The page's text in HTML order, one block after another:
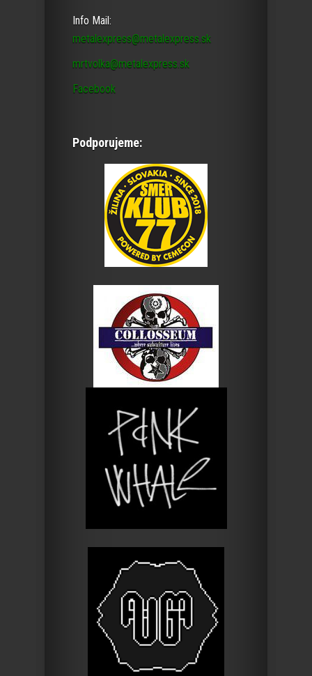
Info Mail:
metalexpress@metalexpress.sk
mrtvolka@metalexpress.sk
Facebook
Podporujeme: